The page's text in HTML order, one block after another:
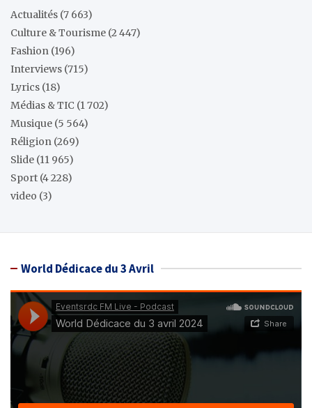
Actualités (7 663)
Culture & Tourisme (2 447)
Fashion (196)
Interviews (715)
Lyrics (18)
Médias & TIC (1 702)
Musique (5 564)
Réligion (269)
Slide (11 965)
Sport (4 228)
video (3)
World Dédicace du 3 Avril